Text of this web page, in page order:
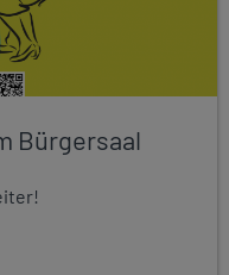
Bürgersaal